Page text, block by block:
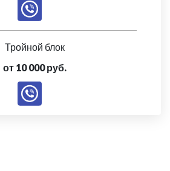
Тройной блок
от 10 000 руб.